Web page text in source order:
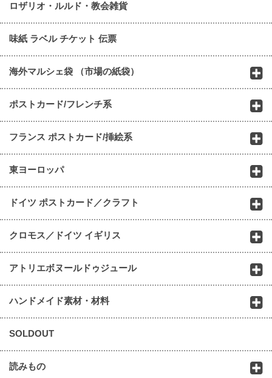
ロザリオ・ルルド・教会雑貨
味紙 ラベル チケット 伝票
海外マルシェ袋 （市場の紙袋）
ポストカード/フレンチ系
フランス ポストカード/挿絵系
東ヨーロッパ
ドイツ ポストカード／クラフト
クロモス／ドイツ イギリス
アトリエボヌールドゥジュール
ハンドメイド素材・材料
SOLDOUT
読みもの